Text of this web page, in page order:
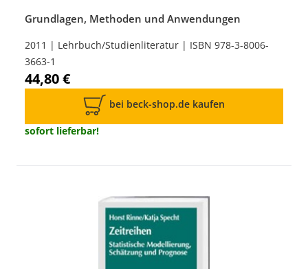
Grundlagen, Methoden und Anwendungen
2011 | Lehrbuch/Studienliteratur | ISBN 978-3-8006-
3663-1
44,80 €
bei beck-shop.de kaufen
sofort lieferbar!